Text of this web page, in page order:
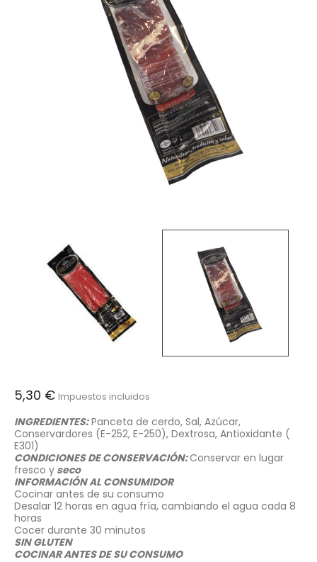
5,30 € Impuestos incluidos
INGREDIENTES:Panceta de cerdo, Sal, Azúcar,
Conservardores (E-252, E-250), Dextrosa, Antioxidante (
E301)
CONDICIONES DE CONSERVACIÓN:Conservar en lugar
fresco y seco
INFORMACIÓN AL CONSUMIDOR
Cocinar antes de su consumo
Desalar 12 horas en agua fría, cambiando el agua cada 8
horas
Cocer durante 30 minutos
SIN GLUTEN
COCINAR ANTES DE SU CONSUMO